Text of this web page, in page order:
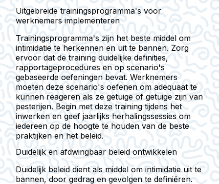
Uitgebreide trainingsprogramma's voor
werknemers implementeren
Trainingsprogramma's zijn het beste middel om
intimidatie te herkennen en uit te bannen. Zorg
ervoor dat de training duidelijke definities,
rapportageprocedures en op scenario's
gebaseerde oefeningen bevat. Werknemers
moeten deze scenario's oefenen om adequaat te
kunnen reageren als ze getuige of getuige zijn van
pesterijen. Begin met deze training tijdens het
inwerken en geef jaarlijks herhalingssessies om
iedereen op de hoogte te houden van de beste
praktijken en het beleid.
Duidelijk en afdwingbaar beleid ontwikkelen
Duidelijk beleid dient als middel om intimidatie uit te
bannen, door gedrag en gevolgen te definiëren.